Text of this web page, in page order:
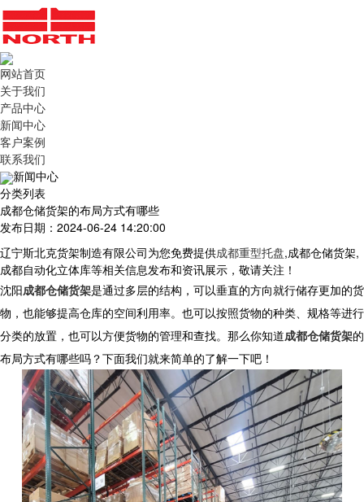
网站首页
关于我们
产品中心
新闻中心
客户案例
联系我们
新闻中心
分类列表
成都仓储货架的布局方式有哪些
发布日期：2024-06-24 14:20:00
辽宁斯北克货架制造有限公司为您免费提供成都重型托盘,成都仓储货架,
成都自动化立体库等相关信息发布和资讯展示，敬请关注！
沈阳成都仓储货架是通过多层的结构，可以垂直的方向就行储存更加的货
物，也能够提高仓库的空间利用率。也可以按照货物的种类、规格等进行
分类的放置，也可以方便货物的管理和查找。那么你知道成都仓储货架的
布局方式有哪些吗？下面我们就来简单的了解一下吧！